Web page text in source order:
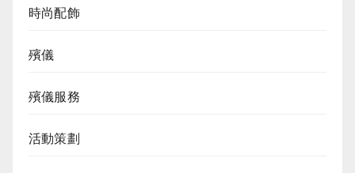
時尚配飾
殯儀
殯儀服務
活動策劃